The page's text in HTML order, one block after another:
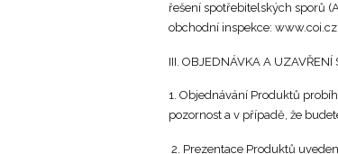
řešení spotřebitelských sporů
obchodní inspekce:
III. OBJEDNÁVKA A UZAVŘENÍ
1. Objednávání Produktů
pozornost a v případě, že
2. Prezentace Produktů